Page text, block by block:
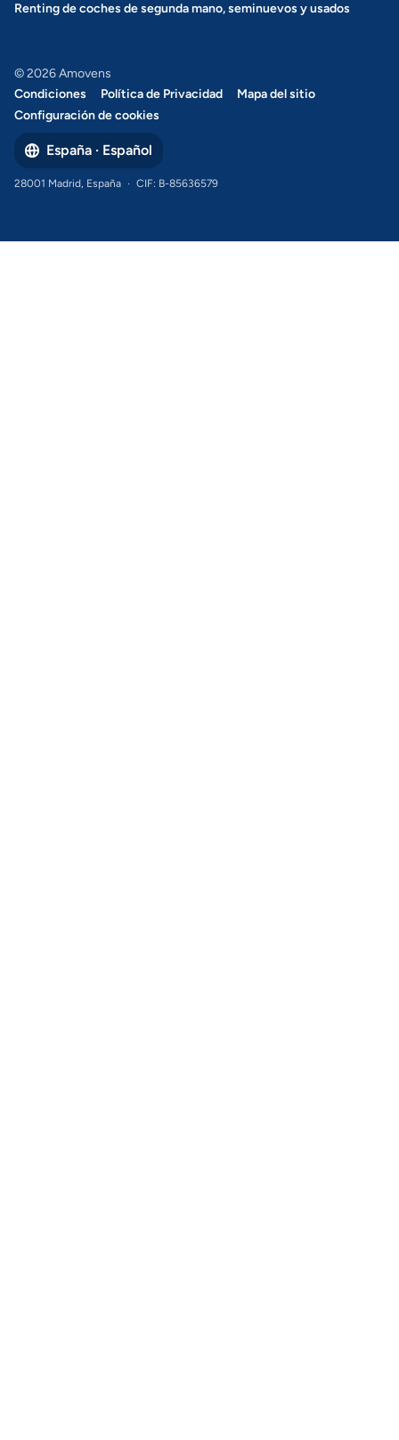
Renting de coches de segunda mano, seminuevos y usados
© 2026 Amovens
Condiciones
Política de Privacidad
Mapa del sitio
Configuración de cookies
España · Español
28001 Madrid, España · CIF: B-85636579